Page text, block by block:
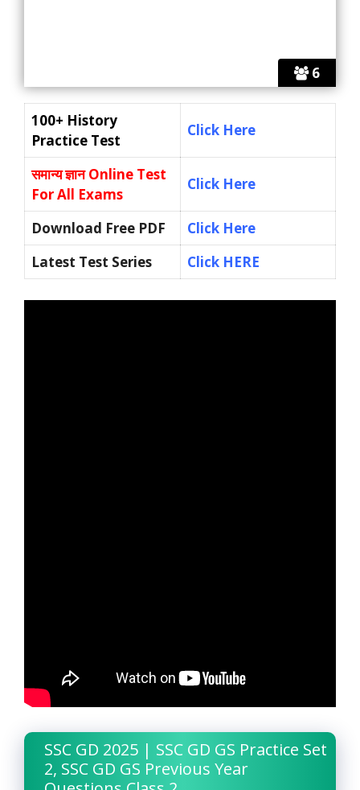
6
100+ History
Practice Test
Click Here
समान्य ज्ञानOnline Test
For All Exams
Click Here
Download Free PDF
Click Here
Latest Test Series
Click HERE
SSC GD 2025 | SSC GD GS Practice Set
2, SSC GD GS Previous Year